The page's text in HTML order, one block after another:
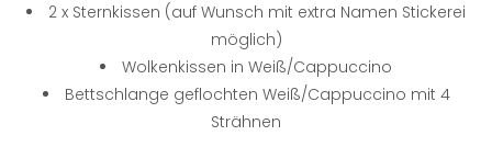
2 x Sternkissen (auf Wunsch mit extra Namen Stickerei
möglich)
Wolkenkissen in Weiß/Cappuccino
Bettschlange geflochten Weiß/Cappuccino mit 4
Strähnen